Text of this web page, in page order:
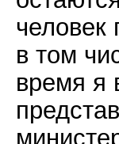
человек
в том
время я